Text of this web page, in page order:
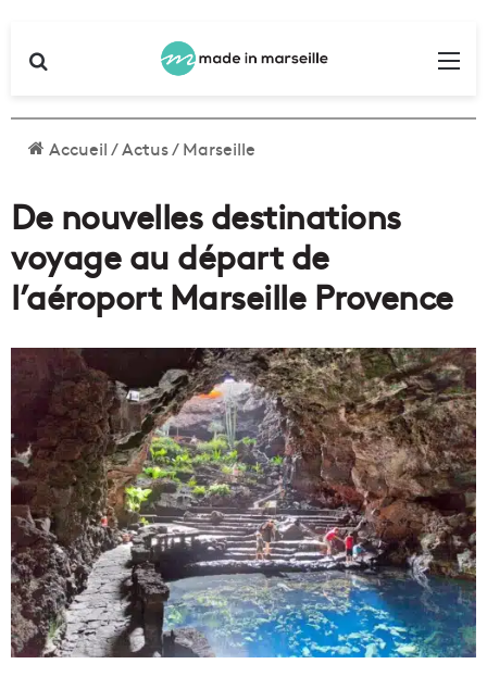
Accueil/Actus/Marseille
De nouvelles destinations
voyage au départ de
l’aéroport Marseille Provence